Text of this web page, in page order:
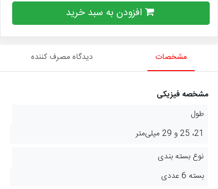
مشخصات دیدگاه مصرف کننده
مشخصه فیزیکی
طول
21، 25 و 29 میلی‌متر
نوع بسته بندی
بسته 6 عددی